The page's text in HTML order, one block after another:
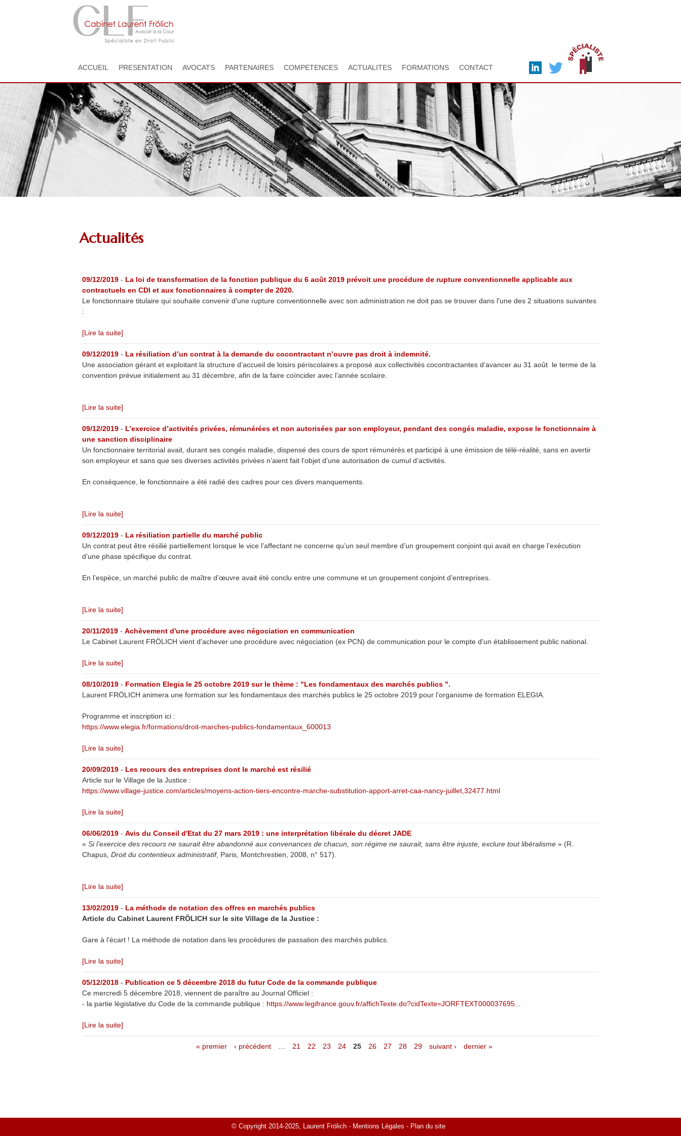
ACCUEIL PRESENTATION AVOCATS PARTENAIRES COMPETENCES ACTUALITES FORMATIONS CONTACT
Actualités
09/12/2019 - La loi de transformation de la fonction publique du 6 août 2019 prévoit une procédure de rupture conventionnelle applicable aux
contractuels en CDI et aux fonctionnaires à compter de 2020.
Le fonctionnaire titulaire qui souhaite convenir d'une rupture conventionnelle avec son administration ne doit pas se trouver dans l'une des 2 situations suivantes
:
[Lire la suite]
09/12/2019 - La résiliation d’un contrat à la demande du cocontractant n’ouvre pas droit à indemnité.
Une association gérant et exploitant la structure d’accueil de loisirs périscolaires a proposé aux collectivités cocontractantes d’avancer au 31 août le terme de la
convention prévue initialement au 31 décembre, afin de la faire coïncider avec l’année scolaire.
[Lire la suite]
09/12/2019 - L’exercice d’activités privées, rémunérées et non autorisées par son employeur, pendant des congés maladie, expose le fonctionnaire à
une sanction disciplinaire
Un fonctionnaire territorial avait, durant ses congés maladie, dispensé des cours de sport rémunérés et participé à une émission de télé-réalité, sans en avertir
son employeur et sans que ses diverses activités privées n’aient fait l’objet d’une autorisation de cumul d’activités.
En conséquence, le fonctionnaire a été radié des cadres pour ces divers manquements.
[Lire la suite]
09/12/2019 - La résiliation partielle du marché public
Un contrat peut être résilié partiellement lorsque le vice l’affectant ne concerne qu’un seul membre d’un groupement conjoint qui avait en charge l’exécution
d’une phase spécifique du contrat.
En l’espèce, un marché public de maître d’œuvre avait été conclu entre une commune et un groupement conjoint d’entreprises.
[Lire la suite]
20/11/2019 - Achèvement d'une procédure avec négociation en communication
Le Cabinet Laurent FRÖLICH vient d'achever une procédure avec négociation (ex PCN) de communication pour le compte d'un établissement public national.
[Lire la suite]
08/10/2019 - Formation Elegia le 25 octobre 2019 sur le thème : "Les fondamentaux des marchés publics ".
Laurent FRÖLICH animera une formation sur les fondamentaux des marchés publics le 25 octobre 2019 pour l'organisme de formation ELEGIA.
Programme et inscription ici :
https://www.elegia.fr/formations/droit-marches-publics-fondamentaux_600013
[Lire la suite]
20/09/2019 - Les recours des entreprises dont le marché est résilié
Article sur le Village de la Justice :
https://www.village-justice.com/articles/moyens-action-tiers-encontre-marche-substitution-apport-arret-caa-nancy-juillet,32477.html
[Lire la suite]
06/06/2019 - Avis du Conseil d'Etat du 27 mars 2019 : une interprétation libérale du décret JADE
« Si l’exercice des recours ne saurait être abandonné aux convenances de chacun, son régime ne saurait, sans être injuste, exclure tout libéralisme » (R.
Chapus, Droit du contentieux administratif, Paris, Montchrestien, 2008, n° 517).
[Lire la suite]
13/02/2019 - La méthode de notation des offres en marchés publics
Article du Cabinet Laurent FRÖLICH sur le site Village de la Justice :
Gare à l’écart ! La méthode de notation dans les procédures de passation des marchés publics.
[Lire la suite]
05/12/2018 - Publication ce 5 décembre 2018 du futur Code de la commande publique
Ce mercredi 5 décembre 2018, viennent de paraître au Journal Officiel :
- la partie législative du Code de la commande publique : https://www.legifrance.gouv.fr/affichTexte.do?cidTexte=JORFTEXT000037695...
[Lire la suite]
s
« premier ‹ précédent 21 22 23 24 25 26 27 28 29 suivant › dernier »
© Copyright 2014-2025, Laurent Frölich - Mentions Légales - Plan du site